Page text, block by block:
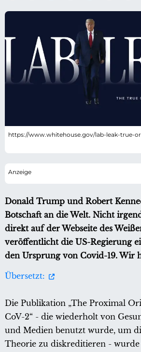
https://www.whitehouse.gov/lab-leak-true-
Donald Trump und Robert
Botschaft an die Welt. Nicht
direkt auf der Webseite des
veröffentlicht die US-Regierung
den Ursprung von Covid-19. Wir
Übersetzt:
Die Publikation „The Proximal
CoV-2“ - die wiederholt von
und Medien benutzt wurde, um
Theorie zu diskreditieren - wurde